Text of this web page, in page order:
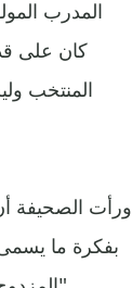
كان على
المنتخب
ورأت الصحيفة
بفكرة ما يسمى